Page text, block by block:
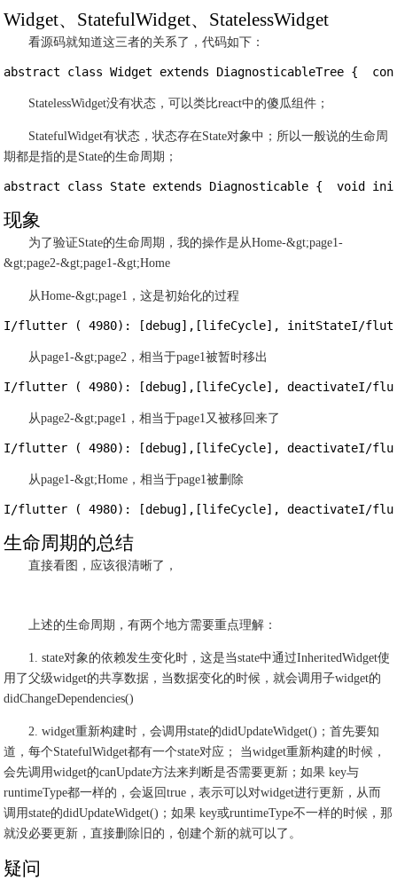
Widget、StatefulWidget、StatelessWidget
看源码就知道这三者的关系了，代码如下：
abstract class Widget extends DiagnosticableTree {
StatelessWidget没有状态，可以类比react中的傻瓜组件；
StatefulWidget有状态，状态存在State对象中；所以一般说的生命周
期都是指的是State的生命周期；
abstract class State extends Diagnosticable {  void
现象
为了验证State的生命周期，我的操作是从Home-&gt;page1-
&gt;page2-&gt;page1-&gt;Home
从Home-&gt;page1，这是初始化的过程
I/flutter ( 4980): [debug],[lifeCycle], initStateI/flutter
从page1-&gt;page2，相当于page1被暂时移出
I/flutter ( 4980): [debug],[lifeCycle], deactivateI/
从page2-&gt;page1，相当于page1又被移回来了
I/flutter ( 4980): [debug],[lifeCycle], deactivateI/
从page1-&gt;Home，相当于page1被删除
I/flutter ( 4980): [debug],[lifeCycle], deactivateI/
生命周期的总结
直接看图，应该很清晰了，
上述的生命周期，有两个地方需要重点理解：
1. state对象的依赖发生变化时，这是当state中通过InheritedWidget使
用了父级widget的共享数据，当数据变化的时候，就会调用子widget的
didChangeDependencies()
2. widget重新构建时，会调用state的didUpdateWidget()；首先要知
道，每个StatefulWidget都有一个state对应； 当widget重新构建的时候，
会先调用widget的canUpdate方法来判断是否需要更新；如果 key与
runtimeType都一样的，会返回true，表示可以对widget进行更新，从而
调用state的didUpdateWidget()；如果 key或runtimeType不一样的时候，那
就没必要更新，直接删除旧的，创建个新的就可以了。
疑问